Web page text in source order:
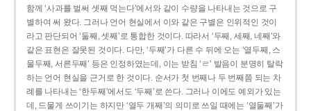
함께 ‘사과를 벌써 셋째 먹는다’에서와 같이 수량을 나타내는 것으로 구
별하여 써 왔다. 그러나 언어 현실에서 이와 같은 구별은 인위적인 것이
라고 판단되어 ‘둘째, 셋째’로 통합한 것이다. 따라서 ‘두째, 세째, 네째’와
같은 표현은 잘못된 것이다. 다만, ‘두째’가 다른 수 뒤에 오는 ‘열두째, 스
물두째, 서른두째’ 등은 인정하였는데, 이는 받침 ‘ㄹ’ 발음이 분명히 탈락
하는 언어 현실을 근거로 한 것이다. 순서가 첫 번째나 두 번째쯤 되는 차
례를 나타내는 ‘한두째’에서도 ‘두째’로 쓴다. 그러나 이에도 예외가 있는
데, 드물게 쓰이기는 하지만 ‘열두 개째’의 의미로 쓰일 때에는 ‘열둘째’가